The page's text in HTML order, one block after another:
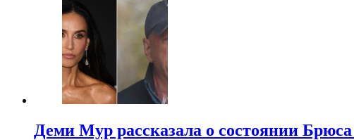
Деми Мур рассказала о состоянии